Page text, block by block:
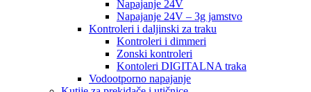
Napajanje 24V
Napajanje 24V – 3g jamstvo
Kontroleri i daljinski za traku
Kontroleri i dimmeri
Zonski kontroleri
Kontoleri DIGITALNA traka
Vodootporno napajanje